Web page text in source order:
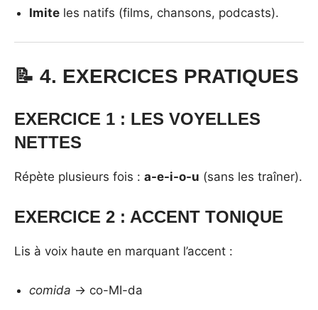
Imite les natifs (films, chansons, podcasts).
📝 4. EXERCICES PRATIQUES
EXERCICE 1 : LES VOYELLES
NETTES
Répète plusieurs fois : a-e-i-o-u (sans les traîner).
EXERCICE 2 : ACCENT TONIQUE
Lis à voix haute en marquant l’accent :
comida → co-MI-da